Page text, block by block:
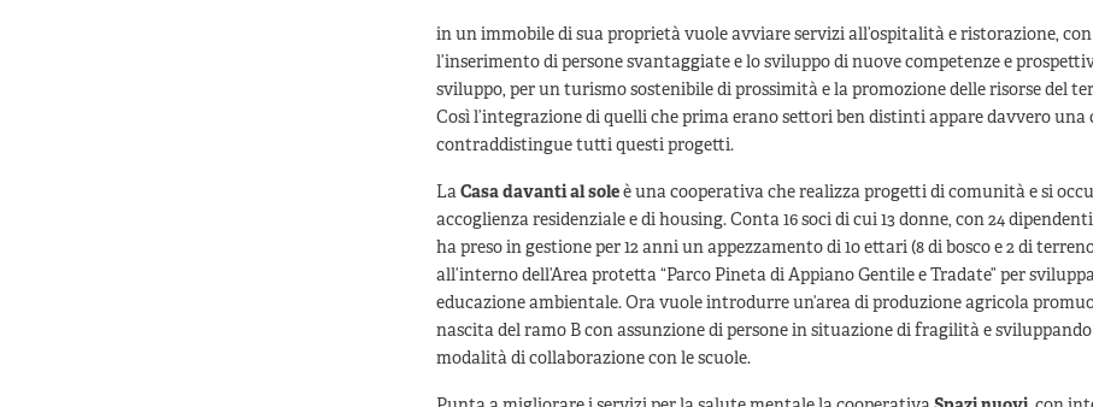
in un immobile di sua proprietà vuole avviare servizi all’ospitalità e ristorazione, con
l’inserimento di persone svantaggiate e lo sviluppo di nuove competenze e
sviluppo, per un turismo sostenibile di prossimità e la promozione delle risorse del
Così l’integrazione di quelli che prima erano settori ben distinti appare davvero una
contraddistingue tutti questi progetti.
LaCasa davanti al soleè una cooperativa che realizza progetti di comunità e si
accoglienza residenziale e di housing. Conta 16 soci di cui 13 donne, con 24
ha preso in gestione per 12 anni un appezzamento di 10 ettari (8 di bosco e 2 di
all’interno dell’Area protetta “Parco Pineta di Appiano Gentile e Tradate” per
educazione ambientale. Ora vuole introdurre un’area di produzione agricola
nascita del ramo B con assunzione di persone in situazione di fragilità e
modalità di collaborazione con le scuole.